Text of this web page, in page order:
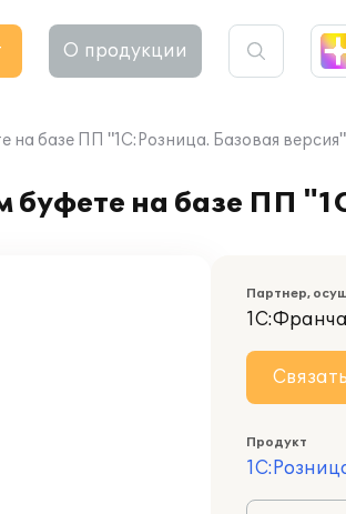
О продукции
на базе ПП "1С:Розница. Базовая версия"
буфете на базе ПП
Партнер,
Продукт